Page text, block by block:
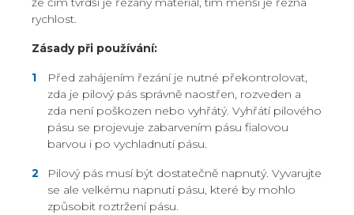
rychlost.
Zásady při používání:
Před zahájením řezání je nutné překontrolovat,
zda je pilový pás správně naostřen, rozveden a
zda není poškozen nebo vyhřátý. Vyhřátí pilového
pásu se projevuje zabarvením pásu fialovou
barvou i po vychladnutí pásu.
Pilový pás musí být dostatečně napnutý. Vyvarujte
se ale velkému napnutí pásu, které by mohlo
způsobit roztržení pásu.